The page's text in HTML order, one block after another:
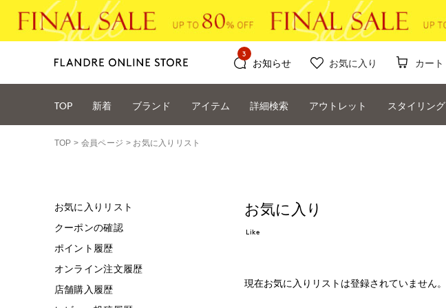
お知らせ
3
お気に入り カート
TOP 新着 ブランド アイテム 詳細検索 アウトレット スタイリング
TOP 会員ページ お気に入りリスト
お気に入り
Like
現在お気に入りリストは登録されていません。
お気に入りリスト
クーポンの確認
ポイント履歴
オンライン注文履歴
店舗購入履歴